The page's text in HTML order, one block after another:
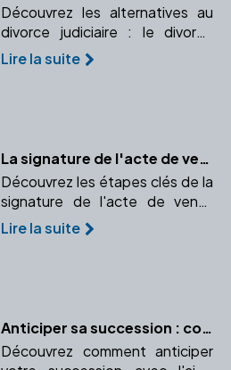
Découvrez les alternatives au
divorce judiciaire : le divorce
amiable devant notaire et la
procédure judiciaire. Comparez
Lire la suite
La signature de l'acte de vente définitif : Transfert de propriété en toute sécurité
Découvrez les étapes clés de la
signature de l'acte de vente
définitif et l'importance d'un
notaire dans ce processus.
Lire la suite
Anticiper sa succession : conseils pratiques avec un notaire
Découvrez comment anticiper